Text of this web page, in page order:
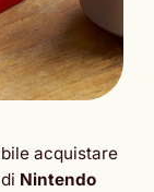
acquistare
Nintendo